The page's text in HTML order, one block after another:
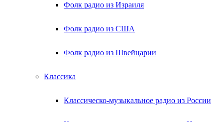
Фолк радио из Израиля
Фолк радио из США
Фолк радио из Швейцарии
Классика
Классическо-музыкальное радио из России